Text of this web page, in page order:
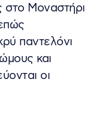
στο Μοναστήρι
παντελόνι
και
οι